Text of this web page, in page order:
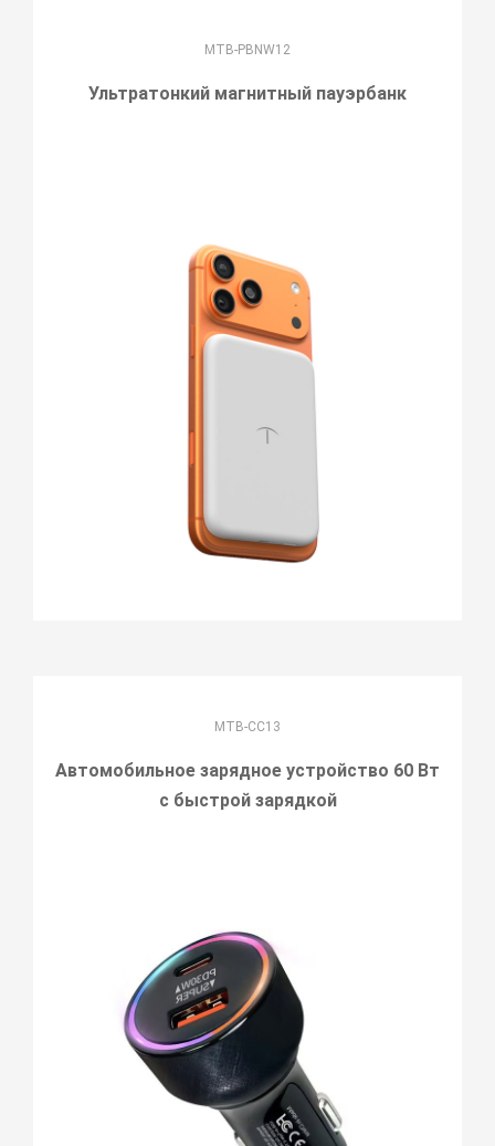
MTB-PBNW12
Ультратонкий магнитный пауэрбанк
MTB-CC13
Автомобильное зарядное устройство 60 Вт
с быстрой зарядкой